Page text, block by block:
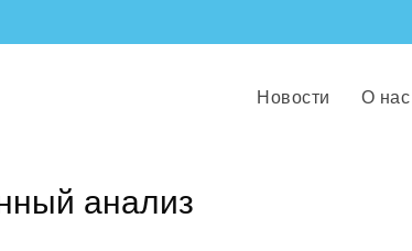
Новости О нас
анализ